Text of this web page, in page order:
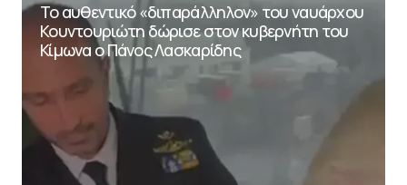
Το αυθεντικό «διπαράλληλον» του ναυάρχου
Κουντουριώτη δώρισε στον κυβερνήτη του
Κίμωνα ο Πάνος Λασκαρίδης